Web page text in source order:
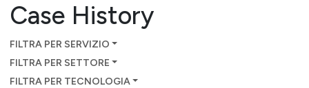
Case History
FILTRA PER SERVIZIO
FILTRA PER SETTORE
FILTRA PER TECNOLOGIA